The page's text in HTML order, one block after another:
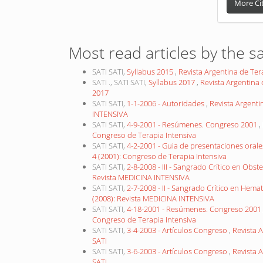
More
Most read articles by the
SATI SATI, Syllabus 2015 , Revista Argentina de
SATI ., SATI SATI, Syllabus 2017 , Revista Argentina
2017
SATI SATI, 1-1-2006 - Autoridades , Revista
INTENSIVA
SATI SATI, 4-9-2001 - Resúmenes. Congreso 2001 ,
Congreso de Terapia Intensiva
SATI SATI, 4-2-2001 - Guia de presentaciones
4 (2001): Congreso de Terapia Intensiva
SATI SATI, 2-8-2008 - III - Sangrado Crítico en
Revista MEDICINA INTENSIVA
SATI SATI, 2-7-2008 - II - Sangrado Crítico en
(2008): Revista MEDICINA INTENSIVA
SATI SATI, 4-18-2001 - Resúmenes. Congreso 2001
Congreso de Terapia Intensiva
SATI SATI, 3-4-2003 - Artículos Congreso , Revista
SATI
SATI SATI, 3-6-2003 - Artículos Congreso , Revista